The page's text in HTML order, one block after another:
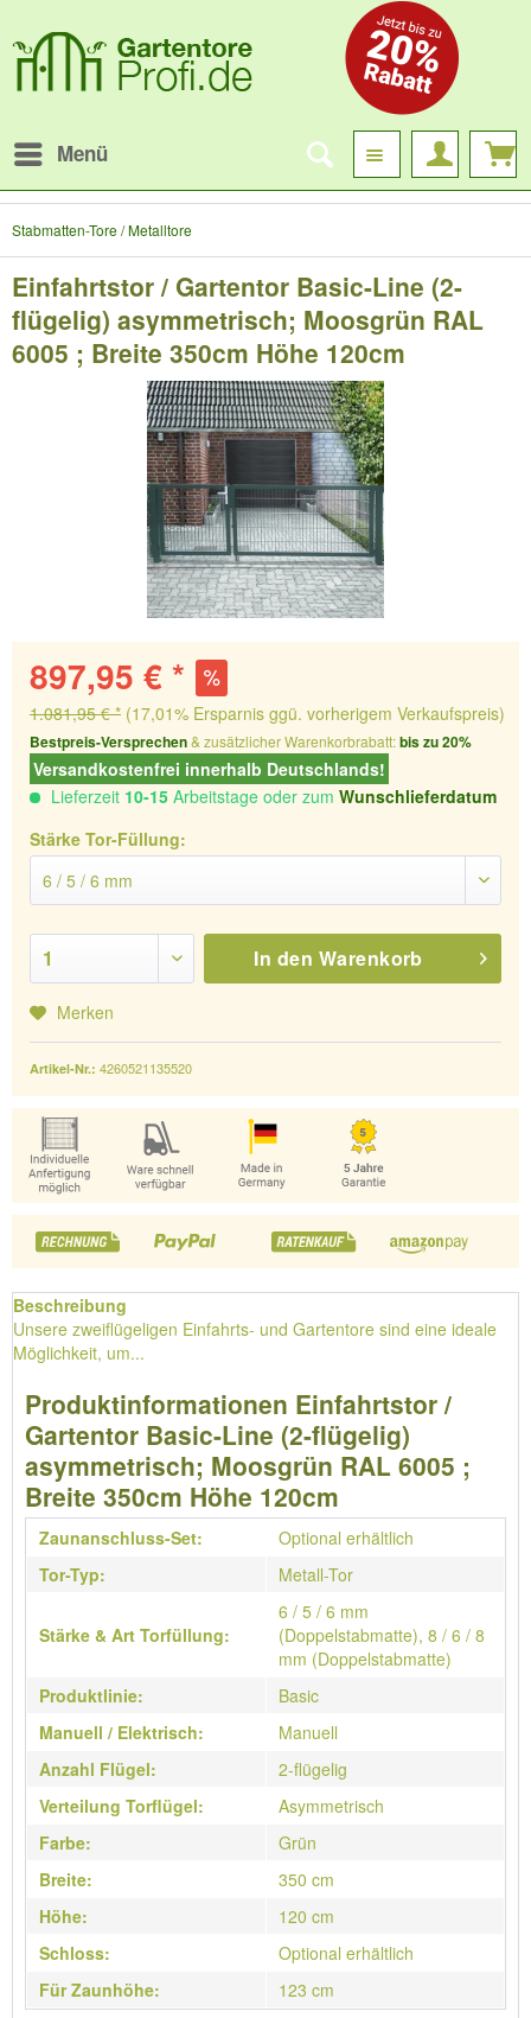
Menü
Stabmatten-Tore / Metalltore
Einfahrtstor / Gartentor Basic-Line (2-
flügelig) asymmetrisch; Moosgrün RAL
6005 ; Breite 350cm Höhe 120cm
897,95 € *
1.081,95 € * (17,01% Ersparnis ggü. vorherigem Verkaufspreis)
Bestpreis-Versprechen& zusätzlicher Warenkorbrabatt:bis zu 20%
Versandkostenfrei innerhalb Deutschlands!
Lieferzeit 10-15 Arbeitstage oder zum Wunschlieferdatum
Stärke Tor-Füllung:
In den Warenkorb
Merken
Artikel-Nr.: 4260521135520
Beschreibung
Unsere zweiflügeligen Einfahrts- und Gartentore sind eine ideale
Möglichkeit, um...
Produktinformationen Einfahrtstor /
Gartentor Basic-Line (2-flügelig)
asymmetrisch; Moosgrün RAL 6005 ;
Breite 350cm Höhe 120cm
Zaunanschluss-Set:
Optional erhältlich
Tor-Typ:
Metall-Tor
Stärke & Art Torfüllung:
6 / 5 / 6 mm
(Doppelstabmatte), 8 / 6 / 8
mm (Doppelstabmatte)
Produktlinie:
Basic
Manuell / Elektrisch:
Manuell
Anzahl Flügel:
2-flügelig
Verteilung Torflügel:
Asymmetrisch
Farbe:
Grün
Breite:
350 cm
Höhe:
120 cm
Schloss:
Optional erhältlich
Für Zaunhöhe:
123 cm